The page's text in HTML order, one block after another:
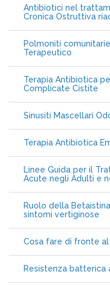
Antibiotici nel
Cronica Ostruttiva
Polmoniti
Terapeutico
Terapia Antibiotica
Complicate Cistite
Sinusiti Mascellari
Terapia Antibiotica
Linee Guida per il
Acute negli Adulti e
Ruolo della
sintomi vertiginose
Cosa fare di fronte
Resistenza batterica